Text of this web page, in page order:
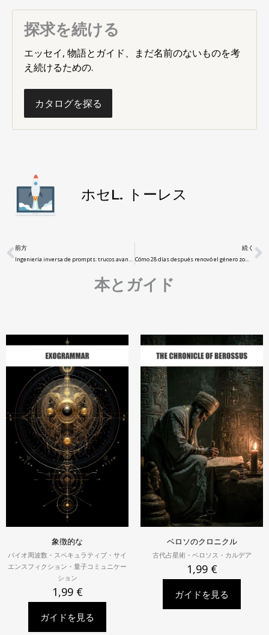
探求を続ける
エッセイ, 物語とガイド、まだ名前のないものを考
え続けるための.
カタログを探る
ホセL. トーレス
前方
Ingeniería inversa de prompts: trucos avanzados para obtener respuestas más precisas
続く
Cómo 28 días después renovó el género zombie para el siglo XXI
本とガイド
象徴的な
バイオ周波数・スペキュラティブ・サイ
エンスフィクション・量子コミュニケー
ション
1,99 €
ガイドを見る
ベロソのクロニクル
古代占星術・ベロソス・カルデア
1,99 €
ガイドを見る